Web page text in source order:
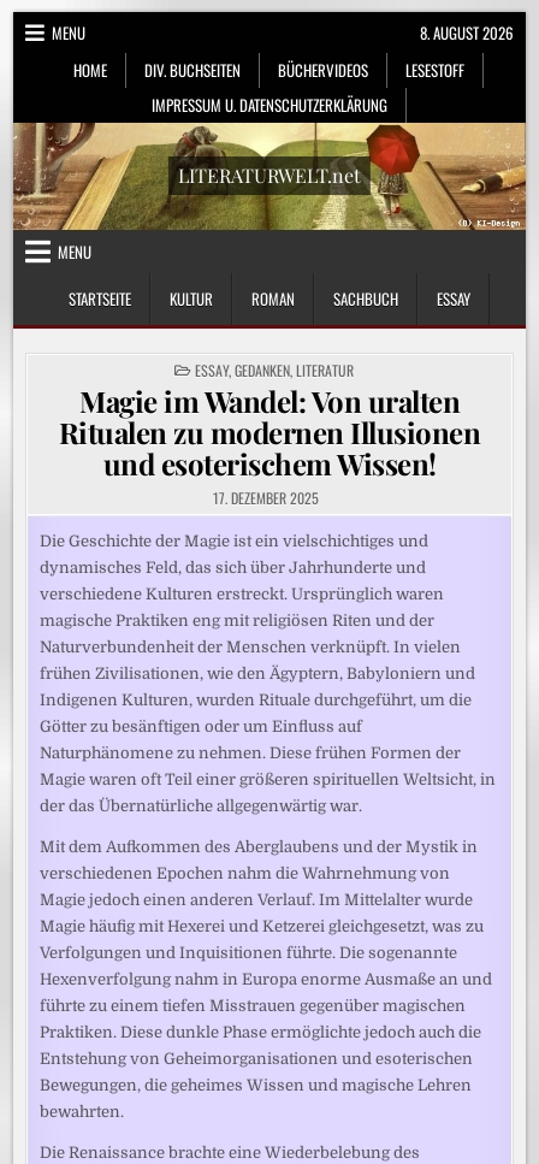
Skip
MENU
HOME
DIV. BUCHSEITEN BÜCHERVIDEOS
LESESTOFF
IMPRESSUM U. DATENSCHUTZERKLÄRUNG
8. AUGUST 2026
LITERATURWELT.net
MENU
STARTSEITE
KULTUR ROMAN SACHBUCH ESSAY
POSTED
IN
ESSAY,GEDANKEN,LITERATUR
Magie im Wandel: Von uralten
Ritualen zu modernen Illusionen
und esoterischem Wissen!
17. DEZEMBER 2025
Die Geschichte der Magie ist ein vielschichtiges und
dynamisches Feld, das sich über Jahrhunderte und
verschiedene Kulturen erstreckt. Ursprünglich waren
magische Praktiken eng mit religiösen Riten und der
Naturverbundenheit der Menschen verknüpft. In vielen
frühen Zivilisationen, wie den Ägyptern, Babyloniern und
Indigenen Kulturen, wurden Rituale durchgeführt, um die
Götter zu besänftigen oder um Einfluss auf
Naturphänomene zu nehmen. Diese frühen Formen der
Magie waren oft Teil einer größeren spirituellen Weltsicht, in
der das Übernatürliche allgegenwärtig war.
Mit dem Aufkommen des Aberglaubens und der Mystik in
verschiedenen Epochen nahm die Wahrnehmung von
Magie jedoch einen anderen Verlauf. Im Mittelalter wurde
Magie häufig mit Hexerei und Ketzerei gleichgesetzt, was zu
Verfolgungen und Inquisitionen führte. Die sogenannte
Hexenverfolgung nahm in Europa enorme Ausmaße an und
führte zu einem tiefen Misstrauen gegenüber magischen
Praktiken. Diese dunkle Phase ermöglichte jedoch auch die
Entstehung von Geheimorganisationen und esoterischen
Bewegungen, die geheimes Wissen und magische Lehren
bewahrten.
Die Renaissance brachte eine Wiederbelebung des